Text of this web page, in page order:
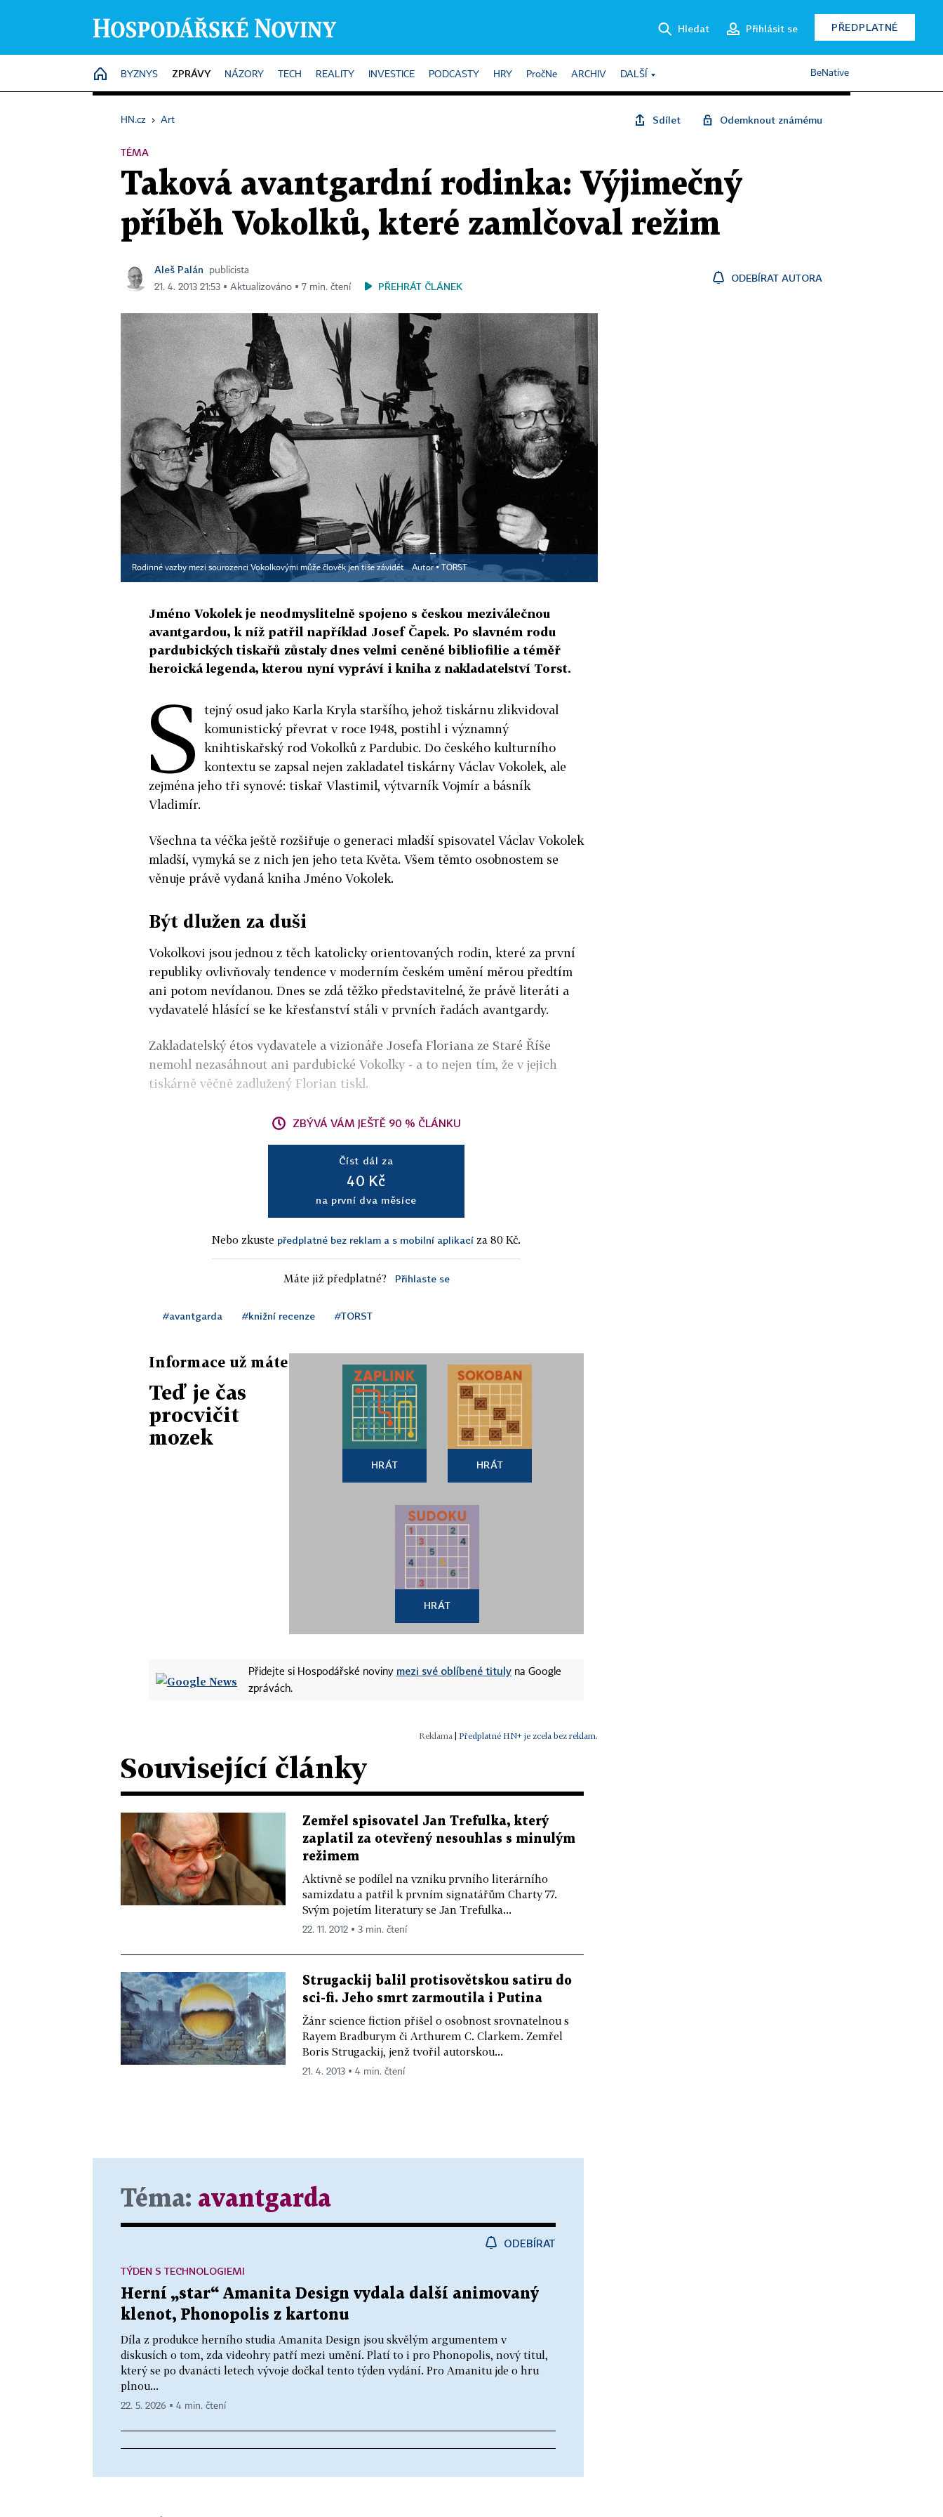
Hledat Přihlásit se PŘEDPLATNÉ
HOME
BYZNYS ZPRÁVY NÁZORY TECH REALITY INVESTICE PODCASTY HRY PročNe ARCHIV DALŠÍ BeNative
HN.cz › Art Sdílet Odemknout známému
TÉMA
Taková avantgardní rodinka: Výjimečný
příběh Vokolků, které zamlčoval režim
Aleš Palán
publicista
21. 4. 2013 21:53 ▪ Aktualizováno ▪ 7 min. čtení
PŘEHRÁT ČLÁNEK
ODEBÍRAT AUTORA
Rodinné vazby mezi sourozenci Vokolkovými může člověk jen tiše závidět Autor ▪ TORST
Jméno Vokolek je neodmyslitelně spojeno s českou meziválečnou
avantgardou, k níž patřil například Josef Čapek. Po slavném rodu
pardubických tiskařů zůstaly dnes velmi ceněné bibliofilie a téměř
heroická legenda, kterou nyní vypráví i kniha z nakladatelství Torst.
S
tejný osud jako Karla Kryla staršího, jehož tiskárnu zlikvidoval
komunistický převrat v roce 1948, postihl i významný
knihtiskařský rod Vokolků z Pardubic. Do českého kulturního
kontextu se zapsal nejen zakladatel tiskárny Václav Vokolek, ale
zejména jeho tři synové: tiskař Vlastimil, výtvarník Vojmír a básník
Vladimír.
Všechna ta véčka ještě rozšiřuje o generaci mladší spisovatel Václav Vokolek
mladší, vymyká se z nich jen jeho teta Květa. Všem těmto osobnostem se
věnuje právě vydaná kniha Jméno Vokolek.
Být dlužen za duši
Vokolkovi jsou jednou z těch katolicky orientovaných rodin, které za první
republiky ovlivňovaly tendence v moderním českém umění měrou předtím
ani potom nevídanou. Dnes se zdá těžko představitelné, že právě literáti a
vydavatelé hlásící se ke křesťanství stáli v prvních řadách avantgardy.
Zakladatelský étos vydavatele a vizionáře Josefa Floriana ze Staré Říše
nemohl nezasáhnout ani pardubické Vokolky - a to nejen tím, že v jejich
tiskárně věčně zadlužený Florian tiskl.
ZBÝVÁ VÁM JEŠTĚ 90 % ČLÁNKU
Číst dál za
40 Kč
na první dva měsíce
Nebo zkuste předplatné bez reklam a s mobilní aplikací za 80 Kč.
Máte již předplatné? Přihlaste se
#avantgarda #knižní recenze #TORST
Informace už máte
Teď je čas
procvičit
mozek
HRÁT HRÁT
HRÁT
Přidejte si Hospodářské noviny mezi své oblíbené tituly na Google
zprávách.
| Předplatné HN+ je zcela bez reklam.
Související články
Zemřel spisovatel Jan Trefulka, který
zaplatil za otevřený nesouhlas s minulým
režimem
Aktivně se podílel na vzniku prvního literárního
samizdatu a patřil k prvním signatářům Charty 77.
Svým pojetím literatury se Jan Trefulka...
22. 11. 2012 ▪ 3 min. čtení
Strugackij balil protisovětskou satiru do
sci-fi. Jeho smrt zarmoutila i Putina
Žánr science fiction přišel o osobnost srovnatelnou s
Rayem Bradburym či Arthurem C. Clarkem. Zemřel
Boris Strugackij, jenž tvořil autorskou...
21. 4. 2013 ▪ 4 min. čtení
Téma: avantgarda
ODEBÍRAT
Herní „star“ Amanita Design vydala další animovaný
klenot, Phonopolis z kartonu
Díla z produkce herního studia Amanita Design jsou skvělým argumentem v
diskusích o tom, zda videohry patří mezi umění. Platí to i pro Phonopolis, nový titul,
který se po dvanácti letech vývoje dočkal tento týden vydání. Pro Amanitu jde o hru
plnou...
TÝDEN S TECHNOLOGIEMI
22. 5. 2026 ▪ 4 min. čtení